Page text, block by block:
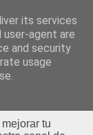
tu
its services
user-agent are
and security
usage